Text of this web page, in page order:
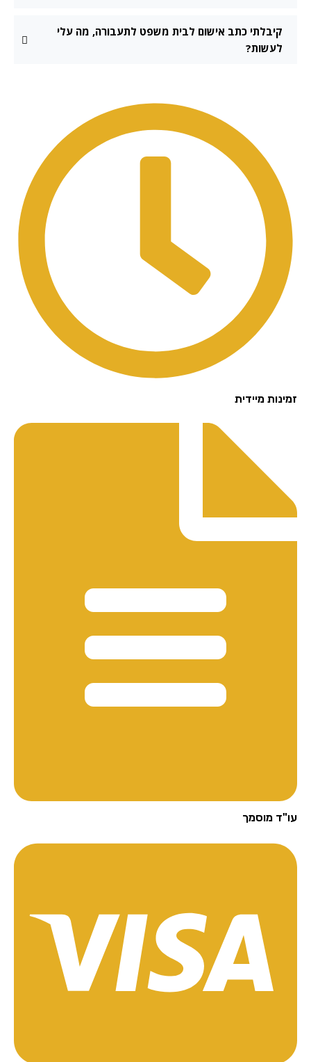
קיבלתי כתב אישום לבית משפט לתעבורה, מה עלי
לעשות?
מיידית
מוסמך